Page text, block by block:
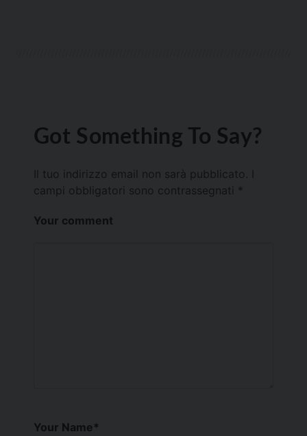
Got Something To Say?
Il tuo indirizzo email non sarà pubblicato.
campi obbligatori sono contrassegnati *
Your comment
Your Name*